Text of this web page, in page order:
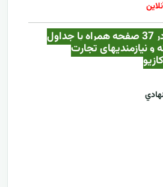
یک طرح بی مانند در 37 صفحه همراه با جداول
و نیازمندیهای تجارت